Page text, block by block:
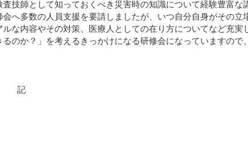
技師として知っておくべき災害時の知識について経験豊富な
へ多数の人員支援を要請しましたが、いつ自分自身がその立
な内容やその対策、医療人としての在り方についてなど充実
のか？」を考えるきっかけになる研修会になっていますので
記